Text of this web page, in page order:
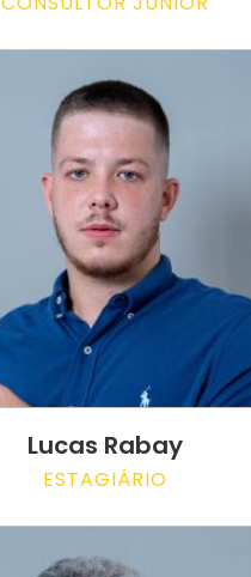
Lucas Rabay
ESTAGIÁRIO